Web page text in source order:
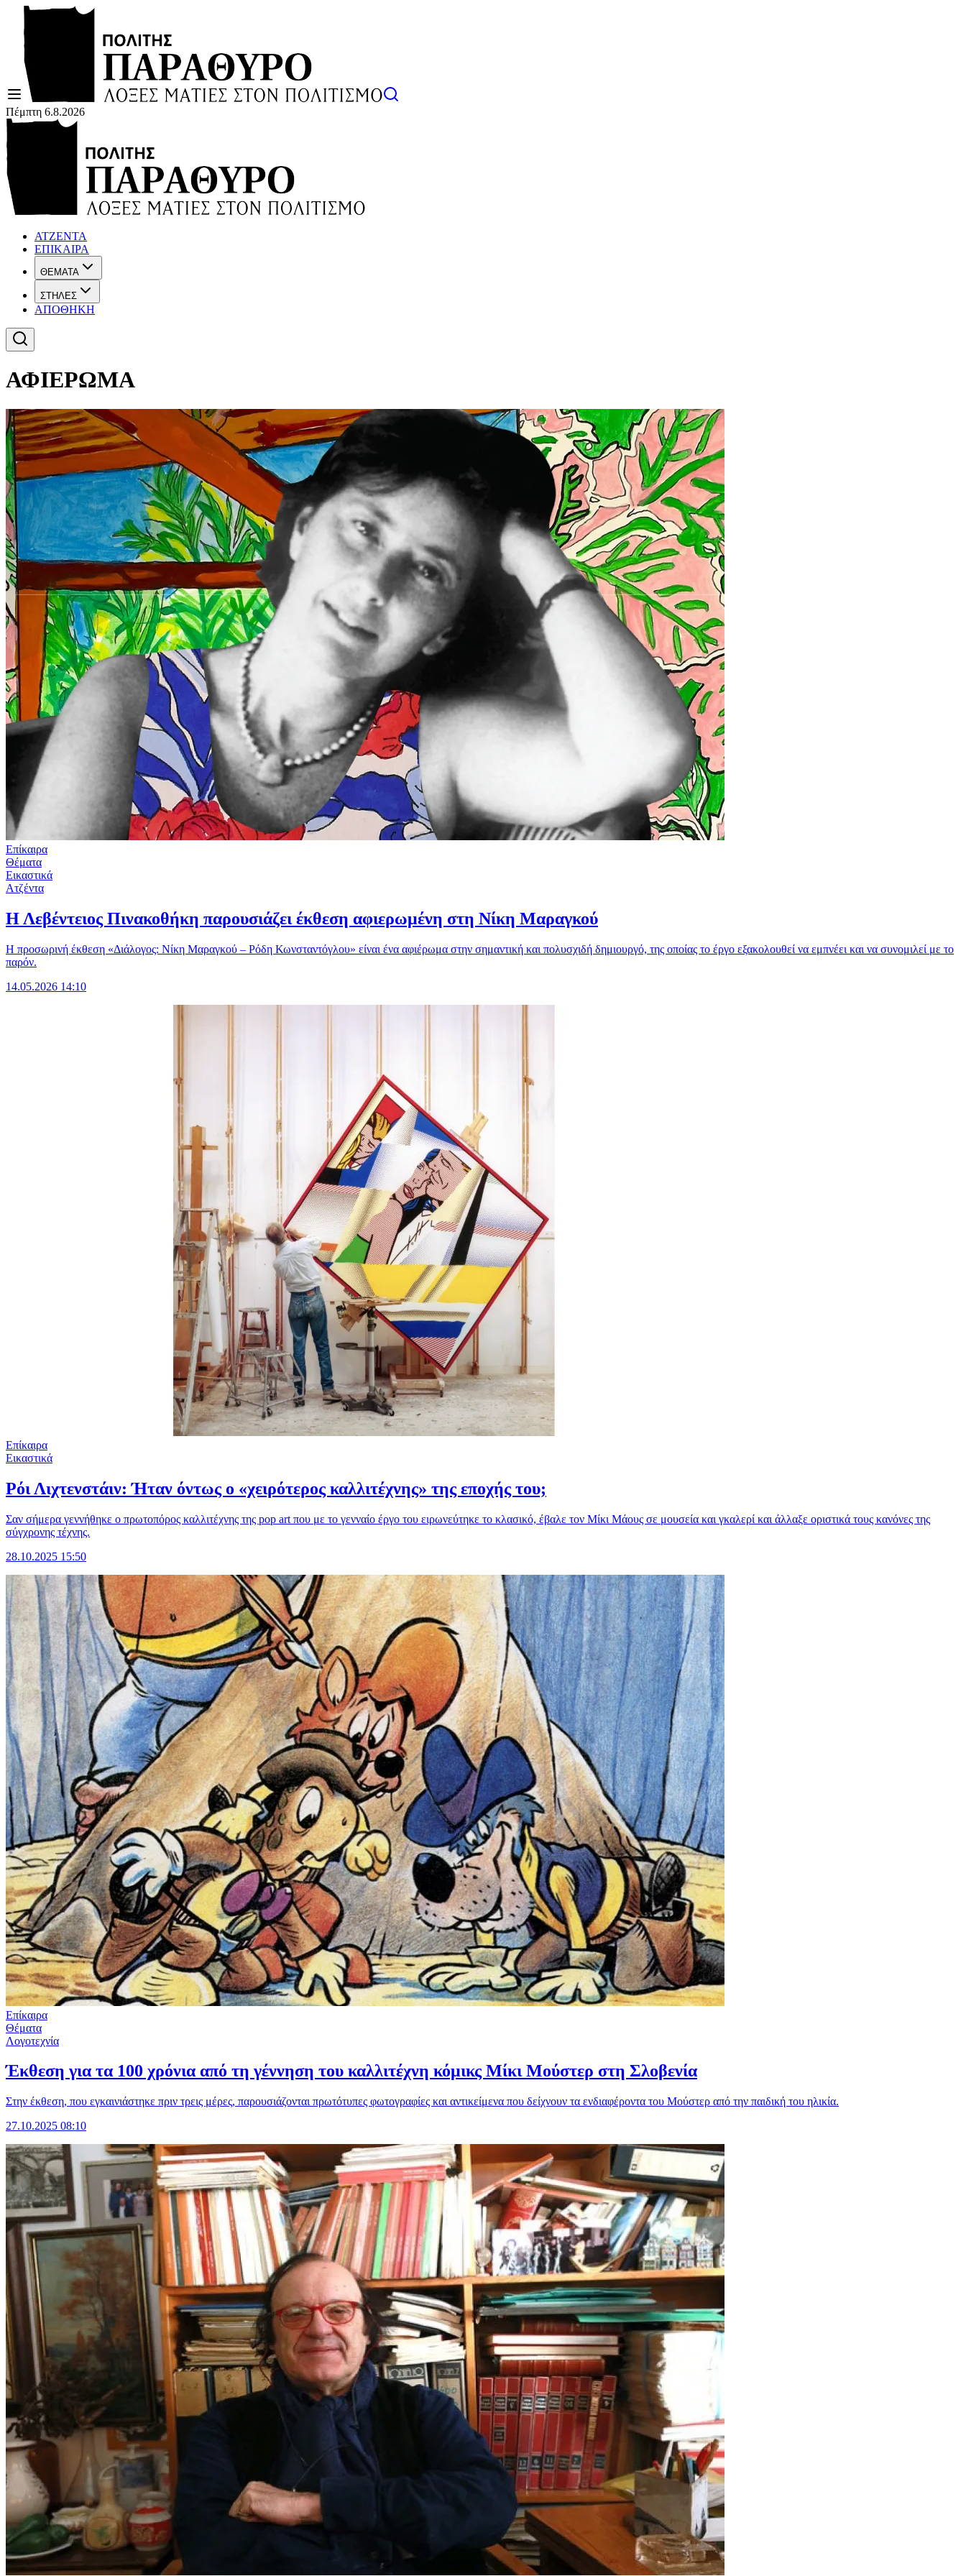
Πέμπτη 6.8.2026
ΑΤΖΕΝΤΑ
ΕΠΙΚΑΙΡΑ
ΘΕΜΑΤΑ
ΣΤΗΛΕΣ
ΑΠΟΘΗΚΗ
ΑΦΙΕΡΩΜΑ
Επίκαιρα
Θέματα
Εικαστικά
Ατζέντα
Η Λεβέντειος Πινακοθήκη παρουσιάζει έκθεση αφιερωμένη στη Νίκη Μαραγκού
Η προσωρινή έκθεση «Διάλογος: Νίκη Μαραγκού – Ρόδη Κωνσταντόγλου» είναι ένα αφιέρωμα στην σημαντική και πολυσχιδή δημιουργό, της οποίας το έργο εξακολουθεί να εμπνέει και να συνομιλεί με το
παρόν.
14.05.2026 14:10
Επίκαιρα
Εικαστικά
Ρόι Λιχτενστάιν: Ήταν όντως ο «χειρότερος καλλιτέχνης» της εποχής του;
Σαν σήμερα γεννήθηκε ο πρωτοπόρος καλλιτέχνης της pop art που με το γενναίο έργο του ειρωνεύτηκε το κλασικό, έβαλε τον Mίκι Μάους σε μουσεία και γκαλερί και άλλαξε οριστικά τους κανόνες της
σύγχρονης τέχνης.
28.10.2025 15:50
Επίκαιρα
Θέματα
Λογοτεχνία
Έκθεση για τα 100 χρόνια από τη γέννηση του καλλιτέχνη κόμικς Μίκι Μούστερ στη Σλοβενία
Στην έκθεση, που εγκαινιάστηκε πριν τρεις μέρες, παρουσιάζονται πρωτότυπες φωτογραφίες και αντικείμενα που δείχνουν τα ενδιαφέροντα του Μούστερ από την παιδική του ηλικία.
27.10.2025 08:10